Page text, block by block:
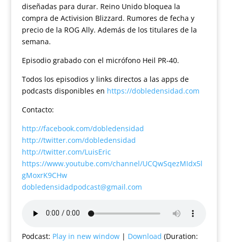
diseñadas para durar. Reino Unido bloquea la
compra de Activision Blizzard. Rumores de fecha y
precio de la ROG Ally. Además de los titulares de la
semana.
Episodio grabado con el micrófono Heil PR-40.
Todos los episodios y links directos a las apps de
podcasts disponibles en https://dobledensidad.com
Contacto:
http://facebook.com/dobledensidad
http://twitter.com/dobledensidad
http://twitter.com/LuisEric
https://www.youtube.com/channel/UCQwSqezMIdx5l
gMoxrK9CHw
dobledensidadpodcast@gmail.com
Podcast: Play in new window| Download (Duration: